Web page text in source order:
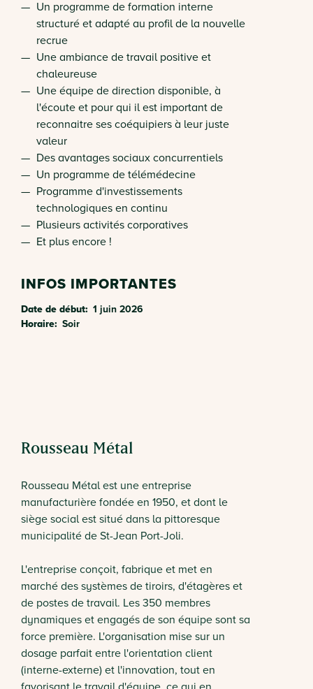
Opérateur(trice) de
production - Finition
Un programme de formation interne
structuré et adapté au profil de la nouvelle
recrue
Une ambiance de travail positive et
chaleureuse
Une équipe de direction disponible, à
l'écoute et pour qui il est important de
reconnaitre ses coéquipiers à leur juste
valeur
Des avantages sociaux concurrentiels
Un programme de télémédecine
Programme d'investissements
technologiques en continu
Plusieurs activités corporatives
Et plus encore !
INFOS IMPORTANTES
Date de début
1 juin 2026
Horaire
Soir
Rousseau Métal
Rousseau Métal est une entreprise
manufacturière fondée en 1950, et dont le
siège social est situé dans la pittoresque
municipalité de St-Jean Port-Joli.
L'entreprise conçoit, fabrique et met en
marché des systèmes de tiroirs, d'étagères et
de postes de travail. Les 350 membres
dynamiques et engagés de son équipe sont sa
force première. L'organisation mise sur un
dosage parfait entre l'orientation client
(interne-externe) et l'innovation, tout en